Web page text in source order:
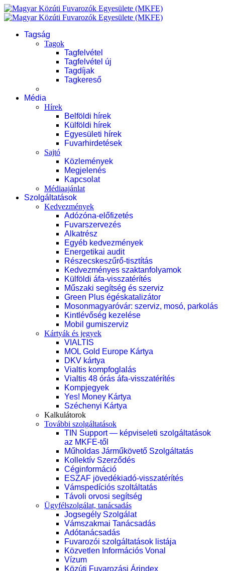
Tagság
Tagok
Tagfelvétel
Tagfelvétel új
Tagdíjak
Tagkereső
Média
Hírek
Belföldi hírek
Külföldi hírek
Egyesületi hírek
Fuvarhirdetések
Sajtó
Közlemények
Megjelenés
Kapcsolat
Médiaajánlat
Szolgáltatások
Kedvezmények
Adózóna-előfizetés
Fuvarszervezés
Alkatrész
Egyéb kedvezmények
Energetikai audit
Részecskeszűrő-tisztítás
Kedvezményes szaktanfolyamok
Külföldi áfa-visszatérítés
Műszaki segítség és szerviz
Green Plus égéskatalizátor
Mosonmagyaróvár: szerviz, mosó, parkolás
Kintlévőség kezelése
Mobil gumiszerviz
Kártyák és jegyek
VIALTIS
MOL Gold Europe Kártya
DKV kártya
Vialtis kompfoglalás
Vialtis 48 órás áfa-visszatérítés
Kompjegyek
Yes! Money Kártya
Széchenyi Kártya
Kalkulátorok
További szolgáltatások
TIN Support — képviseleti szolgáltatások
az MKFE-től
Műholdas Járműkövető Szolgáltatás
Kollektív Szerződés
Céginformáció
ESZAF jövedékiadó-visszatérítés
Vámspedíciós szoltáltatás
Távoli orvosi segítség
Ügyfélszolgálat, tanácsadás
Jogsegély Szolgálat
Vámszakmai Tanácsadás
Adótanácsadás
Fuvarozói szolgáltatások listája
Közvetlen Információs Vonal
Vízum
Közúti Fuvarozási Árindex